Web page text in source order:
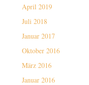
April 2019
Juli 2018
Januar 2017
Oktober 2016
März 2016
Januar 2016